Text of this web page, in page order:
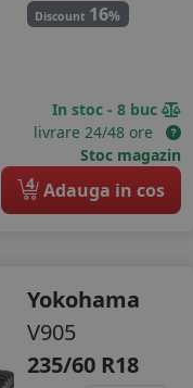
Discount 16%
In stoc - 8 buc
livrare 24/48 ore
Stoc magazin
4 Adauga in cos
Yokohama
V905
235/60 R18